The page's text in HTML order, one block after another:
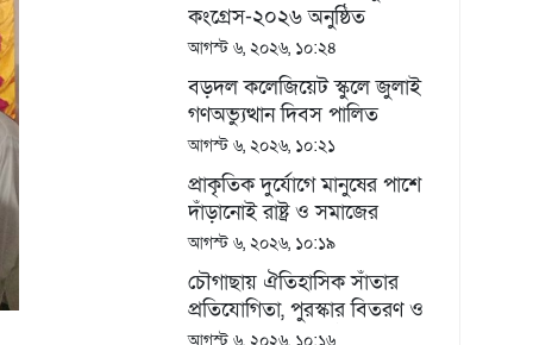
কংগ্রেস-২০২৬ অনুষ্ঠিত
আগস্ট ৬, ২০২৬, ১০:২৪
বড়দল কলেজিয়েট স্কুলে জুলাই
গণঅভ্যুত্থান দিবস পালিত
আগস্ট ৬, ২০২৬, ১০:২১
প্রাকৃতিক দুর্যোগে মানুষের পাশে
দাঁড়ানোই রাষ্ট্র ও সমাজের
সবচেয়ে বড় দায়িত্ব ~ আজিজুল
বারী হেলাল
আগস্ট ৬, ২০২৬, ১০:১৯
চৌগাছায় ঐতিহাসিক সাঁতার
প্রতিযোগিতা, পুরস্কার বিতরণ ও
সম্মাননা প্রদান অনুষ্ঠিত